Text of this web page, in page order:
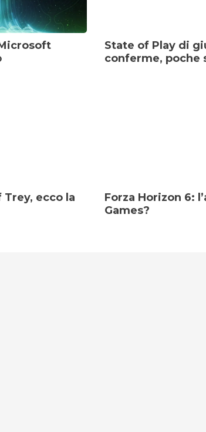
State of Play di
conferme, poche
ecco la
Forza Horizon 6:
Games?